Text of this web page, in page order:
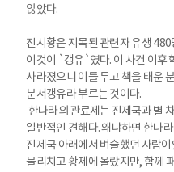
않았다.
진시황은 지목된 관련자 유생
이것이 `갱유`였다. 이 사건 이후
사라졌으니 이를 두고 책을 태운
분서갱유라 부르는 것이다.
한나라의 관료제는 진제국과 별
일반적인 견해다. 왜냐하면 한나
진제국 아래에서 벼슬했던 사람
물리치고 황제에 올랐지만, 함께